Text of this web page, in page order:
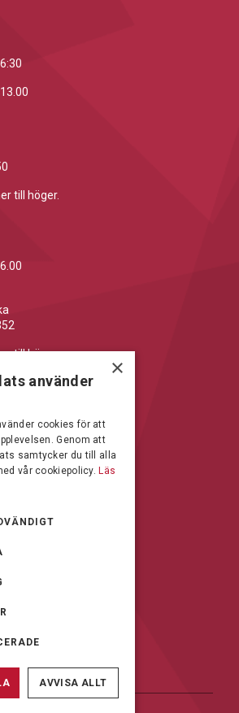
till höger.
till höger.
AB
till höger.
×
använder
cookies för att
Genom att
samtycker du till alla
vår cookiepolicy. Läs
AVVISA ALLT